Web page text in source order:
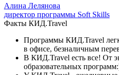
Алина Лелянова
директор программы Soft Skills
Факты КИД.Travel
Программы КИД.Travel
в офисе, безналичным
В КИД.Travel есть все! От
образовательных